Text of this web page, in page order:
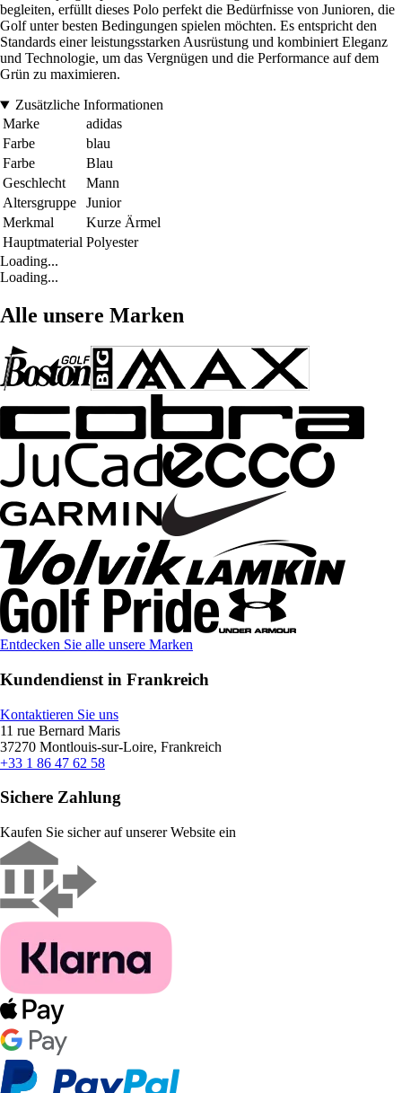
begleiten, erfüllt dieses Polo perfekt die Bedürfnisse von Junioren, die
Golf unter besten Bedingungen spielen möchten. Es entspricht den
Standards einer leistungsstarken Ausrüstung und kombiniert Eleganz
und Technologie, um das Vergnügen und die Performance auf dem
Grün zu maximieren.
Zusätzliche Informationen
Marke
adidas
Farbe
blau
Farbe
Blau
Geschlecht
Mann
Altersgruppe
Junior
Merkmal
Kurze Ärmel
Hauptmaterial Polyester
Loading...
Loading...
Alle unsere Marken
Entdecken Sie alle unsere Marken
Kundendienst in Frankreich
Kontaktieren Sie uns
11 rue Bernard Maris
37270 Montlouis-sur-Loire, Frankreich
+33 1 86 47 62 58
Sichere Zahlung
Kaufen Sie sicher auf unserer Website ein